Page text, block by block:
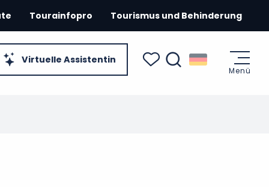
Virtuelle Assistentin
Tourainfopro Tourismus und Behinderung
Menü